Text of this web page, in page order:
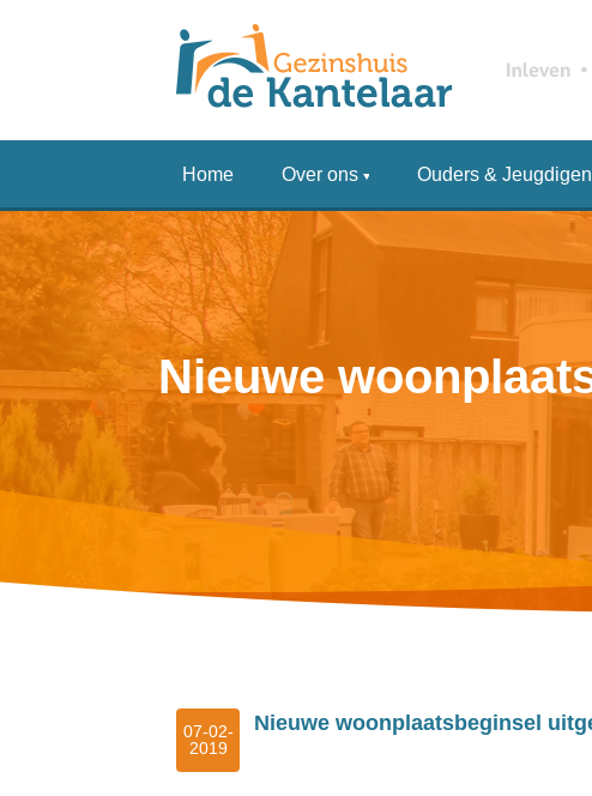
Home Over ons Ouders & Jeugdigen
Nieuwe
07-02-
2019
Nieuwe woonplaatsbeginsel